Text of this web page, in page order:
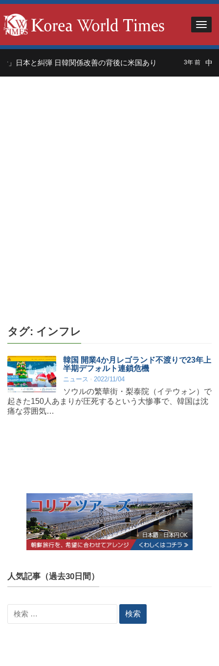
」日本と糾弾 日韓関係改善の背後に米国あり 3年 前 中
タグ: インフレ
韓国 開業4か月レゴランド不渡りで23年上
半期デフォルト連鎖危機
ニュース 2022/11/04
ソウルの繁華街・梨泰院（イテウォン）で
起きた150人あまりが圧死するという大惨事で、韓国は沈
痛な雰囲気…
人気記事（過去30日間）
索: